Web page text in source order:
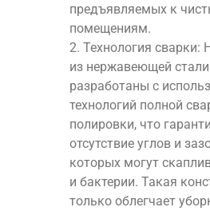
предъявляемых к
помещениям.
2. Технология
из нержавеющей стали
разработаны с
технологий полной
полировки, что
отсутствие углов и
которых могут
и бактерии. Такая
только облегчает